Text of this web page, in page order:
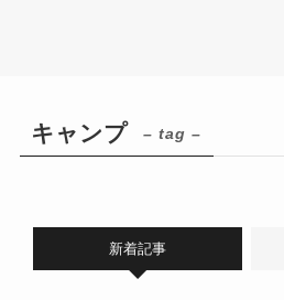
キャンプ – tag –
新着記事